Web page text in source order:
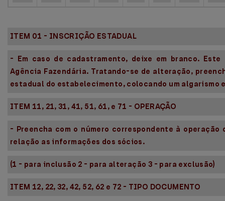
ITEM 01 - INSCRIÇÃO ESTADUAL
- Em caso de cadastramento, deixe em branco.
Agência Fazendária. Tratando-se de alteração,
estadual do estabelecimento, colocando um algarismo
ITEM 11, 21, 31, 41, 51, 61, e 71 - OPERAÇÃO
- Preencha com o número correspondente à operação
relação as informações dos sócios.
(1 - para inclusão 2 - para alteração 3 - para exclusão)
ITEM 12, 22, 32, 42, 52, 62 e 72 - TIPO DOCUMENTO